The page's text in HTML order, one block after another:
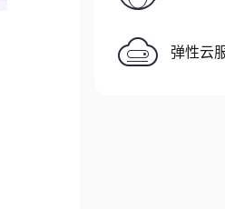
弹性云